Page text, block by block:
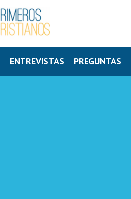
ENTREVISTAS PREGUNTAS